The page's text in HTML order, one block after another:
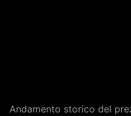
Andamento storico del